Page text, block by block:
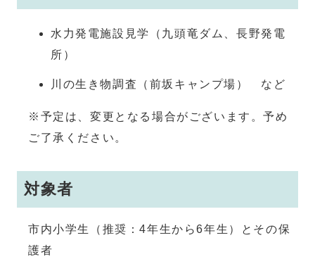
水力発電施設見学（九頭竜ダム、長野発電
所）
川の生き物調査（前坂キャンプ場） など
※予定は、変更となる場合がございます。予め
ご了承ください。
対象者
市内小学生（推奨：4年生から6年生）とその保
護者